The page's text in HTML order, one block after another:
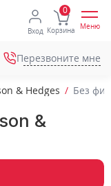
Вход Корзина Меню
Перезвоните мне
& Hedges Без
&